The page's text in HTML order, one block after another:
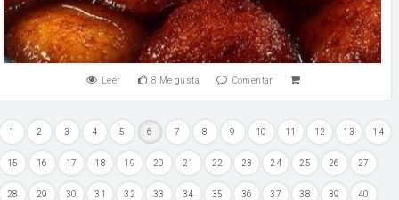
Leer 8 Me gusta Comentar
1 2 3 4 5 6 7 8 9 10 11 12 13 14
15 16 17 18 19 20 21 22 23 24 25 26 27
28 29 30 31 32 33 34 35 36 37 38 39 40